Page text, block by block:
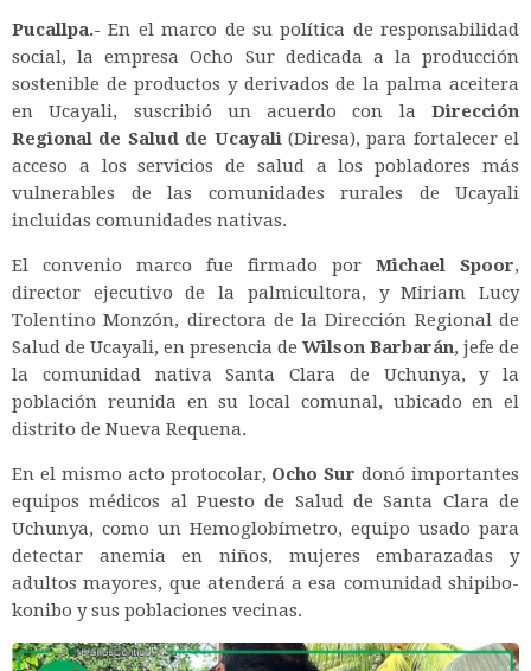
Pucallpa.- En el marco de su política de responsabilidad
social, la empresa Ocho Sur dedicada a la producción
sostenible de productos y derivados de la palma aceitera
en Ucayali, suscribió un acuerdo con la Dirección
Regional de Salud de Ucayali(Diresa), para fortalecer el
acceso a los servicios de salud a los pobladores más
vulnerables de las comunidades rurales de Ucayali
incluidas comunidades nativas.
El convenio marco fue firmado por Michael Spoor,
director ejecutivo de la palmicultora, y Miriam Lucy
Tolentino Monzón, directora de la Dirección Regional de
Salud de Ucayali, en presencia de Wilson Barbarán, jefe de
la comunidad nativa Santa Clara de Uchunya, y la
población reunida en su local comunal, ubicado en el
distrito de Nueva Requena.
En el mismo acto protocolar, Ocho Sur donó importantes
equipos médicos al Puesto de Salud de Santa Clara de
Uchunya, como un Hemoglobímetro, equipo usado para
detectar anemia en niños, mujeres embarazadas y
adultos mayores, que atenderá a esa comunidad shipibo-
konibo y sus poblaciones vecinas.